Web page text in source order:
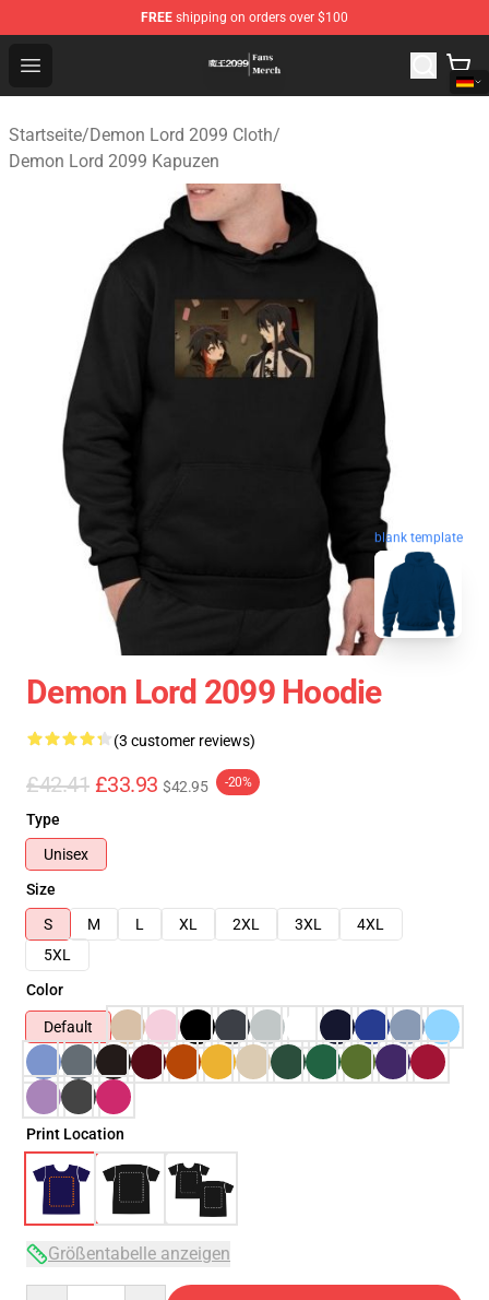
FREE shipping on orders over $100
Open menu
Demon Lord 2099 Store - Official Demon Lord 2099
Startseite/Demon Lord 2099 Cloth/
Demon Lord 2099 Kapuzen
blank template
Demon Lord 2099 Hoodie
(3 customer reviews)
£42.41 £33.93 $42.95 -20%
Type
Unisex
Size
S
M L XL 2XL 3XL
4XL
5XL
Color
Default
Print Location
Größentabelle anzeigen